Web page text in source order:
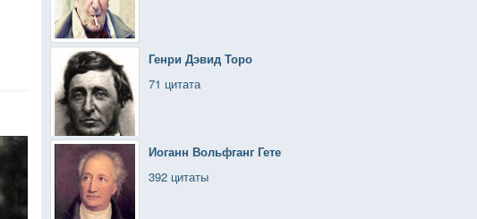
Генри Дэвид Торо
71 цитата
Иоганн Вольфганг Гете
392 цитаты